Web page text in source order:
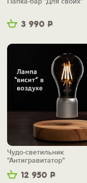
3 990 Р
12 950 Р
Чудо-светильник
"Антигравитатор"